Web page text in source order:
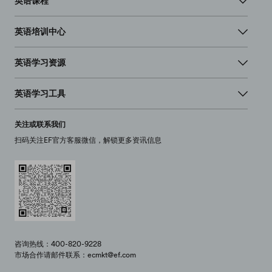
英语培训中心
英语学习资源
英语学习工具
关注或联系我们
扫码关注EF官方客服微信，解锁更多资讯信息
咨询热线：400-820-9228
市场合作请邮件联系：ecmkt@ef.com